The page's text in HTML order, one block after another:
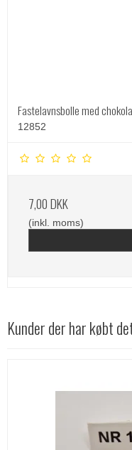
Fastelavnsbolle med
12852
7,00 DKK
(inkl. moms)
Kunder der har købt